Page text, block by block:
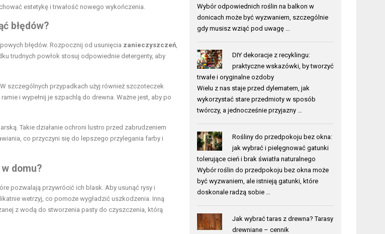
estetykę i trwałość nowego wykończenia.
błędów?
błędów. Rozpocznij od usunięcia zanieczyszczeń
trudnych powłok stosuj odpowiednie detergenty, aby
szczególnych przypadkach użyj również szczoteczek
i wypełnij je szpachlą do drewna. Ważne jest, aby po
Takie działanie ochroni lustro przed zabrudzeniem
co przyczyni się do lepszego przylegania farby i
domu?
pozwalają przywrócić ich blask. Aby usunąć rysy i
wetrzyj, co pomoże wygładzić uszkodzenia. Inną
z wodą do stworzenia pasty do czyszczenia, którą
Wybór odpowiednich roślin na balkon w
donicach może być wyzwaniem, szczególnie
gdy musisz wziąć pod uwagę …
DIY dekoracje z recyklingu:
praktyczne wskazówki, by tworzyć
trwałe i oryginalne ozdoby
Wielu z nas staje przed dylematem, jak
wykorzystać stare przedmioty w sposób
twórczy, a jednocześnie przyjazny …
Rośliny do przedpokoju bez okna:
jak wybrać i pielęgnować gatunki
tolerujące cień i brak światła naturalnego
Wybór roślin do przedpokoju bez okna może
być wyzwaniem, ale istnieją gatunki, które
doskonale radzą sobie …
Jak wybrać taras z drewna? Tarasy
drewniane – cennik